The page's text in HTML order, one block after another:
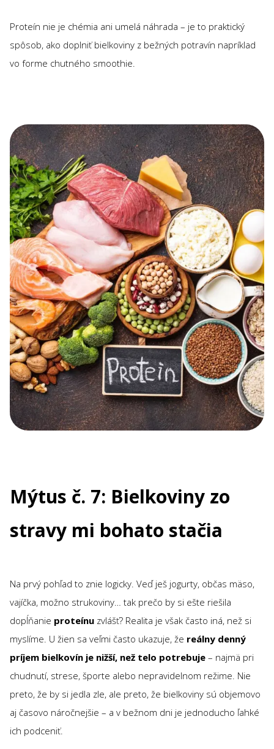
Proteín nie je chémia ani umelá náhrada – je to praktický
spôsob, ako doplniť bielkoviny z bežných potravín napríklad
vo forme chutného smoothie.
Mýtus č. 7: Bielkoviny zo
stravy mi bohato stačia
Na prvý pohľad to znie logicky. Veď ješ jogurty, občas mäso,
vajíčka, možno strukoviny… tak prečo by si ešte riešila
dopĺňanie proteínu zvlášť? Realita je však často iná, než si
myslíme. U žien sa veľmi často ukazuje, že reálny denný
príjem bielkovín je nižší, než telo potrebuje – najmä pri
chudnutí, strese, športe alebo nepravidelnom režime. Nie
preto, že by si jedla zle, ale preto, že bielkoviny sú objemovo
aj časovo náročnejšie – a v bežnom dni je jednoducho ľahké
ich podceniť.